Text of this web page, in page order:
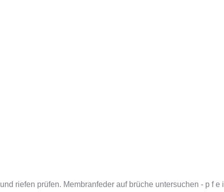
riefen prüfen. Membranfeder auf brüche untersuchen - p f e i